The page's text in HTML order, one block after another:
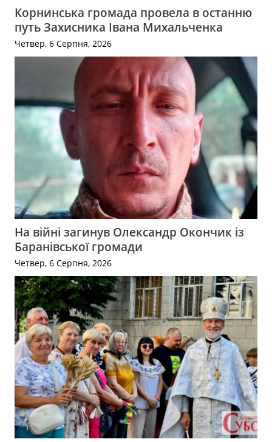
Корнинська громада провела в останню
путь Захисника Івана Михальченка
Четвер, 6 Серпня, 2026
На війні загинув Олександр Окончик із
Баранівської громади
Четвер, 6 Серпня, 2026